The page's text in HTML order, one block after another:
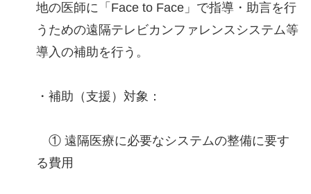
地の医師に「Face to Face」で指導・助言を行
うための遠隔テレビカンファレンスシステム等
導入の補助を行う。
・補助（支援）対象：
① 遠隔医療に必要なシステムの整備に要す
る費用